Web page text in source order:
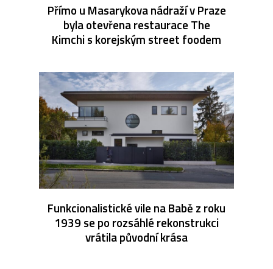
Přímo u Masarykova nádraží v Praze
byla otevřena restaurace The
Kimchi s korejským street foodem
Funkcionalistické vile na Babě z roku
1939 se po rozsáhlé rekonstrukci
vrátila původní krása